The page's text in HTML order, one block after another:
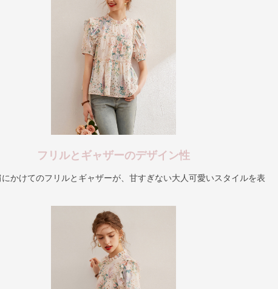
フリルとギャザーのデザイン性
かけてのフリルとギャザーが、甘すぎない大人可愛いスタイルを表